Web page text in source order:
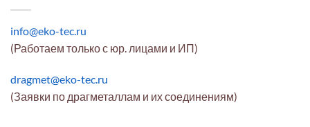
info@eko-tec.ru
(Работаем только с юр. лицами и ИП)
dragmet@eko-tec.ru
(Заявки по драгметаллам и их соединениям)